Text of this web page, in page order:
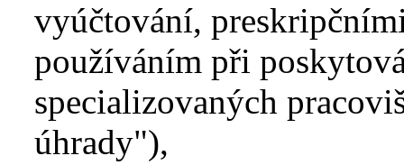
vyúčtování,
používáním při
specializovaných
úhrady"),